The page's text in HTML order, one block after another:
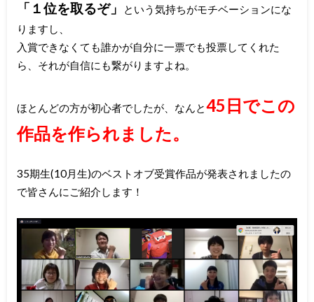
「１位を取るぞ」
という気持ちがモチベーションにな
りますし、
入賞できなくても誰かが自分に一票でも投票してくれた
ら、それが自信にも繋がりますよね。
ほとんどの方が初心者でしたが、なんと45日でこの
作品を作られました 。
35期生(10月生)のベストオブ受賞作品が発表されましたの
で皆さんにご紹介します！